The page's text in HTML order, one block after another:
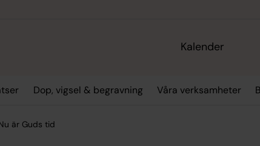
Kalender
Dop, vigsel & begravning Våra verksamheter
är Guds tid